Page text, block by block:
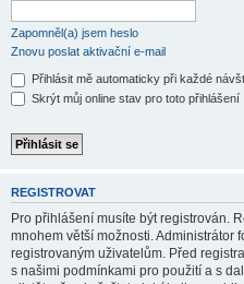
Zapomněl(a) jsem heslo
Znovu poslat aktivační e-mail
Přihlásit mě automaticky při každé
Skrýt můj online stav pro toto přihlášení
REGISTROVAT
Pro přihlášení musíte být registrován.
mnohem větší možnosti. Administrátor
registrovaným uživatelům. Před
s našimi podmínkami pro použití a s